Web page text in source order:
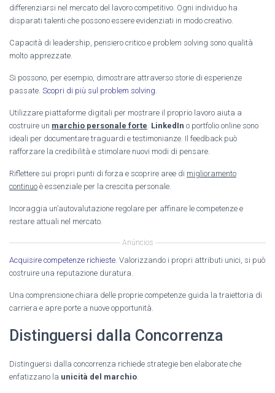
differenziarsi nel mercato del lavoro competitivo. Ogni individuo ha
disparati talenti che possono essere evidenziati in modo creativo.
Capacità di leadership, pensiero critico e problem solving sono qualità
molto apprezzate.
Si possono, per esempio, dimostrare attraverso storie di esperienze
passate. Scopri di più sul problem solving
Utilizzare piattaforme digitali per mostrare il proprio lavoro aiuta a
costruire un marchio personale forte LinkedIn o portfolio online sono
ideali per documentare traguardi e testimonianze. Il feedback può
rafforzare la credibilità e stimolare nuovi modi di pensare.
Riflettere sui propri punti di forza e scoprire aree di miglioramento
continuo è essenziale per la crescita personale.
Incoraggia un’autovalutazione regolare per affinare le competenze e
restare attuali nel mercato.
Anúncios
Acquisire competenze richieste . Valorizzando i propri attributi unici, si può
costruire una reputazione duratura.
Una comprensione chiara delle proprie competenze guida la traiettoria di
carriera e apre porte a nuove opportunità.
Distinguersi dalla Concorrenza
Distinguersi dalla concorrenza richiede strategie ben elaborate che
enfatizzano la unicità del marchio